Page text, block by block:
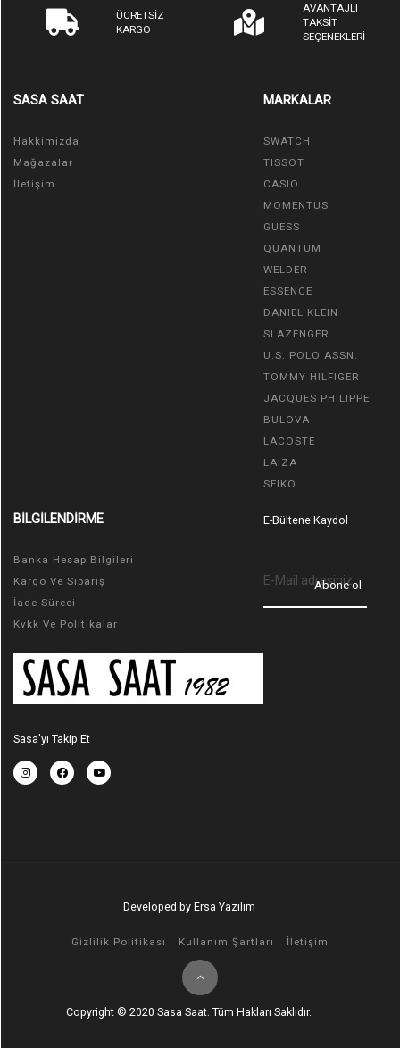
ÜCRETSİZ
KARGO
AVANTAJLI
TAKSİT
SEÇENEKLERİ
SASA SAAT
Hakkimizda
Mağazalar
İletişim
MARKALAR
SWATCH
TISSOT
CASIO
MOMENTUS
GUESS
QUANTUM
WELDER
ESSENCE
DANIEL KLEIN
SLAZENGER
U.S. POLO ASSN.
TOMMY HILFIGER
JACQUES PHILIPPE
BULOVA
LACOSTE
LAIZA
SEIKO
BİLGİLENDİRME
Banka Hesap Bilgileri
Kargo Ve Sipariş
İade Süreci
Kvkk Ve Politikalar
E-Bültene Kaydol
Abone ol
Sasa'yı Takip Et
Developed by Ersa Yazılım
Gizlilik Politikası Kullanım Şartları İletişim
Copyright © 2020 Sasa Saat. Tüm Hakları Saklıdır.